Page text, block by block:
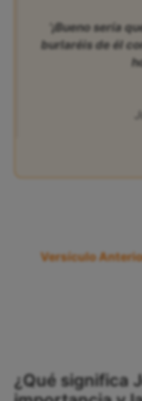
‘¡Bueno sería
burlaréis de él
Versículo
¿Qué significa